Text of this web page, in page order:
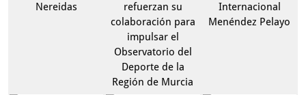
Nereidas
refuerzan su
colaboración para
impulsar el
Observatorio del
Deporte de la
Región de Murcia
Internacional
Menéndez Pelayo